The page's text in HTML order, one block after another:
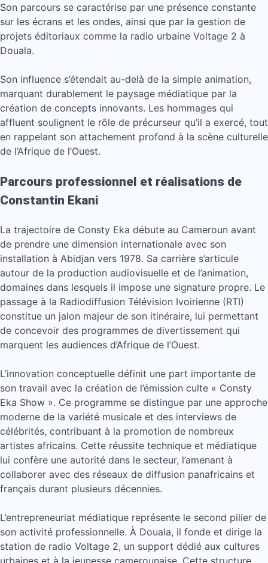
Son parcours se caractérise par une présence constante
sur les écrans et les ondes, ainsi que par la gestion de
projets éditoriaux comme la radio urbaine Voltage 2 à
Douala.
Son influence s’étendait au-delà de la simple animation,
marquant durablement le paysage médiatique par la
création de concepts innovants. Les hommages qui
affluent soulignent le rôle de précurseur qu’il a exercé, tout
en rappelant son attachement profond à la scène culturelle
de l’Afrique de l’Ouest.
Parcours professionnel et réalisations de
Constantin Ekani
La trajectoire de Consty Eka débute au Cameroun avant
de prendre une dimension internationale avec son
installation à Abidjan vers 1978. Sa carrière s’articule
autour de la production audiovisuelle et de l’animation,
domaines dans lesquels il impose une signature propre. Le
passage à la Radiodiffusion Télévision Ivoirienne (RTI)
constitue un jalon majeur de son itinéraire, lui permettant
de concevoir des programmes de divertissement qui
marquent les audiences d’Afrique de l’Ouest.
L’innovation conceptuelle définit une part importante de
son travail avec la création de l’émission culte « Consty
Eka Show ». Ce programme se distingue par une approche
moderne de la variété musicale et des interviews de
célébrités, contribuant à la promotion de nombreux
artistes africains. Cette réussite technique et médiatique
lui confère une autorité dans le secteur, l’amenant à
collaborer avec des réseaux de diffusion panafricains et
français durant plusieurs décennies.
L’entrepreneuriat médiatique représente le second pilier de
son activité professionnelle. À Douala, il fonde et dirige la
station de radio Voltage 2, un support dédié aux cultures